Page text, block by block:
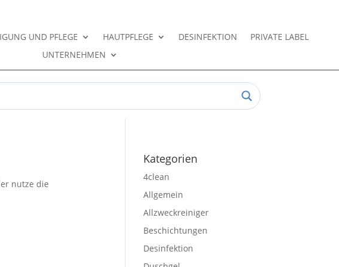
UND PFLEGE HAUTPFLEGE DESINFEKTION
PRIVATE LABEL
UNTERNEHMEN
nutze die
Kategorien
4clean
Allgemein
Allzweckreiniger
Beschichtungen
Desinfektion